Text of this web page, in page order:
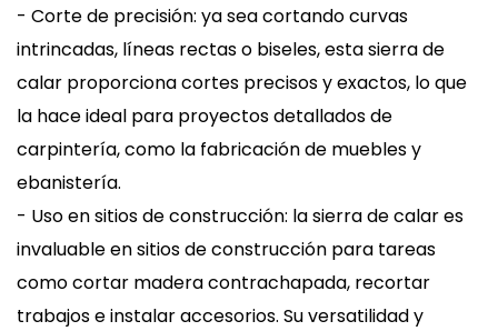
- Corte de precisión: ya sea cortando curvas
intrincadas, líneas rectas o biseles, esta sierra de
calar proporciona cortes precisos y exactos, lo que
la hace ideal para proyectos detallados de
carpintería, como la fabricación de muebles y
ebanistería.
- Uso en sitios de construcción: la sierra de calar es
invaluable en sitios de construcción para tareas
como cortar madera contrachapada, recortar
trabajos e instalar accesorios. Su versatilidad y